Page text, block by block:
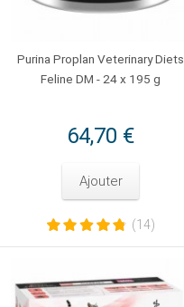
Purina Proplan Veterinary Diets
Feline DM - 24 x 195 g
64,70 €
Ajouter
(14)